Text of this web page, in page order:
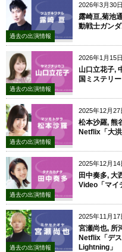
2026年3月30日
過去の出演情報
露崎亘,菊池
動戦士ガン
2026年1月15日
過去の出演情報
山口立花子,
国ミステリ
2025年12月27
過去の出演情報
松本沙羅, 熊
Netflix「大洪
2025年12月14
過去の出演情報
田中奏多,
Video「マイ
2025年11月17
過去の出演情報
宮瀬尚也, 所
Netflix「デ
Lightning」